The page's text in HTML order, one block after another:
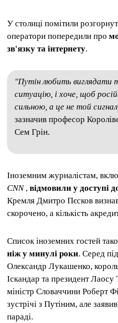
У столиці помітили
оператори попередили про
зв'язку та інтернету.
"Путін любить виглядати
ситуацію, і хоче, щоб
сильною, а це не той
зазначив професор
Сем Грін.
Іноземним журналістам,
CNN, відмовили у доступі
Кремля Дмитро Пєсков
скорочено, а кількість
Список іноземних гостей
ніж у минулі роки. Серед
Олександр Лукашенко,
Іскандар та президент Лаосу
міністр Словаччини Роберт
зустрічі з Путіним, але
параді.